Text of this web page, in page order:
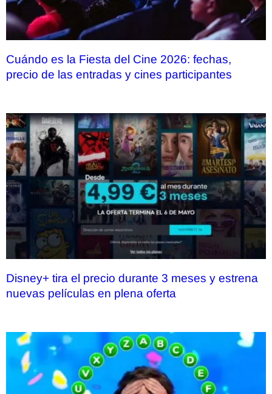
Cuándo es la Fiesta del Cine 2026: fechas,
precio de las entradas y cines participantes
Disney+ tira el precio durante 3 meses y estrena
nuevas películas en plena oferta